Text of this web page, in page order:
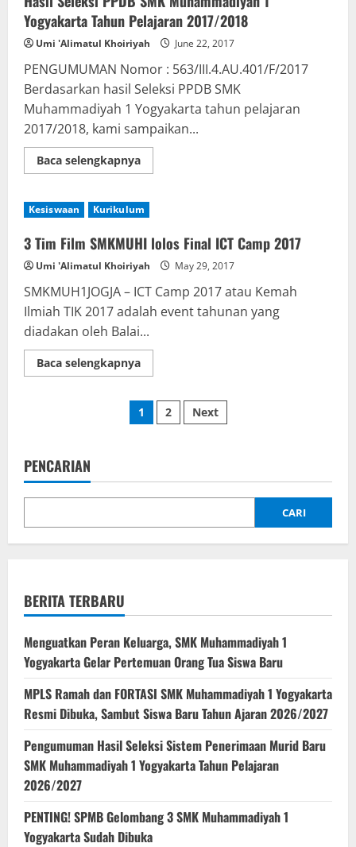
Asah
Bakat
Melalui
RAS
Kamu
Yogyakarta Tahun Pelajaran 2017/2018
Umi 'Alimatul Khoiriyah June 22, 2017
PENGUMUMAN Nomor : 563/III.4.AU.401/F/2017
Berdasarkan hasil Seleksi PPDB SMK
Muhammadiyah 1 Yogyakarta tahun pelajaran
2017/2018, kami sampaikan...
Baca selengkapnyaRead
more
Seleksi
PPDB
Muhammadiyah
1
Yogyakarta
Tahun
2017/2018
Kesiswaan Kurikulum
3 Tim Film SMKMUHI lolos Final ICT Camp 2017
Umi 'Alimatul Khoiriyah May 29, 2017
SMKMUH1JOGJA – ICT Camp 2017 atau Kemah
Ilmiah TIK 2017 adalah event tahunan yang
diadakan oleh Balai...
Baca selengkapnyaRead
more
Tim
Film
SMKMUHI
2017
Posts
1 2 Next
PENCARIAN
CARI
BERITA TERBARU
Menguatkan Peran Keluarga, SMK Muhammadiyah 1
Yogyakarta Gelar Pertemuan Orang Tua Siswa Baru
MPLS Ramah dan FORTASI SMK Muhammadiyah 1 Yogyakarta
Resmi Dibuka, Sambut Siswa Baru Tahun Ajaran 2026/2027
Pengumuman Hasil Seleksi Sistem Penerimaan Murid Baru
SMK Muhammadiyah 1 Yogyakarta Tahun Pelajaran
2026/2027
PENTING! SPMB Gelombang 3 SMK Muhammadiyah 1
Yogyakarta Sudah Dibuka